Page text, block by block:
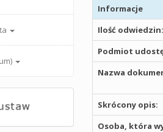
Informacje
Ilość odwiedzin:
Podmiot
Nazwa
Skrócony opis:
Osoba, która